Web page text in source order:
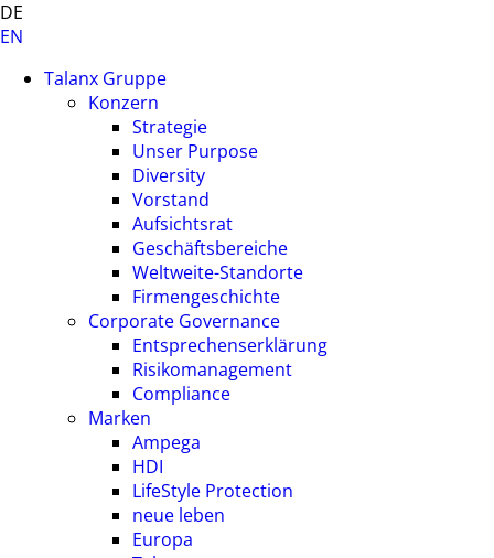
DE
EN
Talanx Gruppe
Konzern
Strategie
Unser Purpose
Diversity
Vorstand
Aufsichtsrat
Geschäftsbereiche
Weltweite-Standorte
Firmengeschichte
Corporate Governance
Entsprechenserklärung
Risikomanagement
Compliance
Marken
Ampega
HDI
LifeStyle Protection
neue leben
Europa